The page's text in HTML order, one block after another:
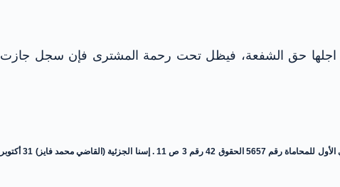
اجلها حق الشفعة، فيظل تحت رحمة المشترى فإن سجل جازت
أسيوط الابتدائية (دائرة حامد شكري بك والقاضي محمد عزت والقاضي محمد أمين صدقي) 28 مايو 1925 المجموعة 26 رقم 46 ص83 المحاماة 6 رقم 113 ص162 الجدول العشري الأول للمحاماة رقم 5657 الحقوق 42 رقم 3 ص 11 . إسنا الجزئية (القاضي محمد فايز) 31 أكتوبر